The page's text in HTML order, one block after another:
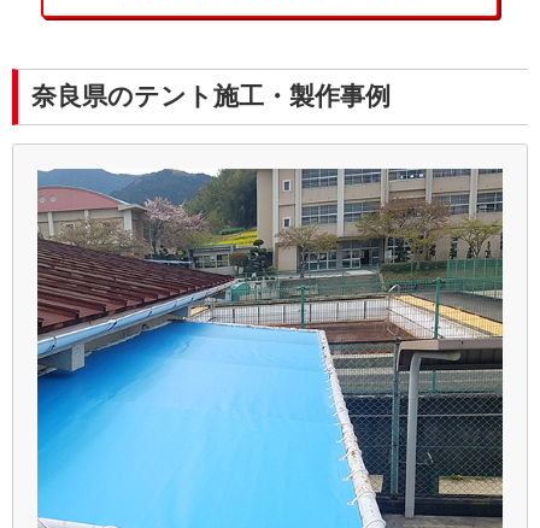
奈良県のテント施工・製作事例